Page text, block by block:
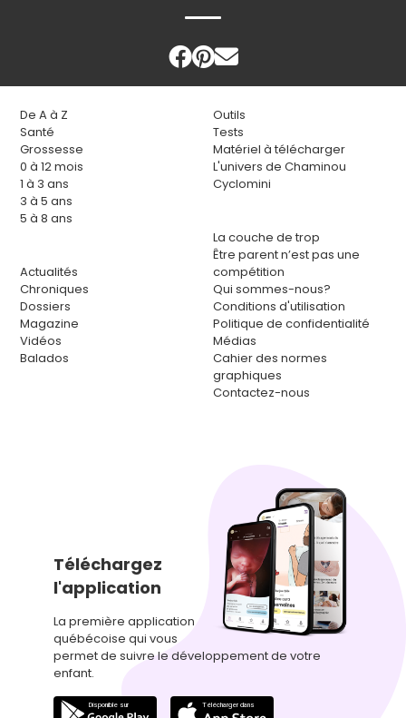
De A à Z
Santé
Grossesse
0 à 12 mois
1 à 3 ans
3 à 5 ans
5 à 8 ans
Actualités
Chroniques
Dossiers
Magazine
Vidéos
Balados
Outils
Tests
Matériel à télécharger
L'univers de Chaminou
Cyclomini
La couche de trop
Être parent n’est pas une
compétition
Qui sommes-nous?
Conditions d'utilisation
Politique de confidentialité
Médias
Cahier des normes
graphiques
Contactez-nous
Téléchargez
l'application
La première application
québécoise qui vous
permet de suivre le développement de votre
enfant.